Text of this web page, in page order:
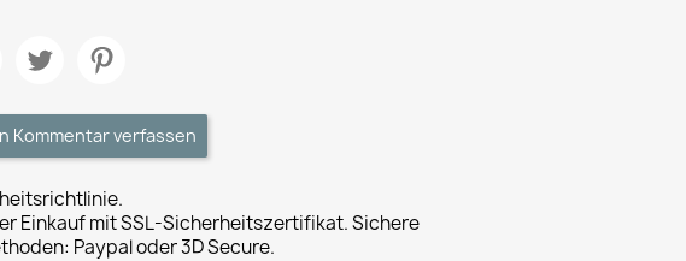
Kommentar verfassen
Einkauf mit SSL-Sicherheitszertifikat. Sichere
Paypal oder 3D Secure.